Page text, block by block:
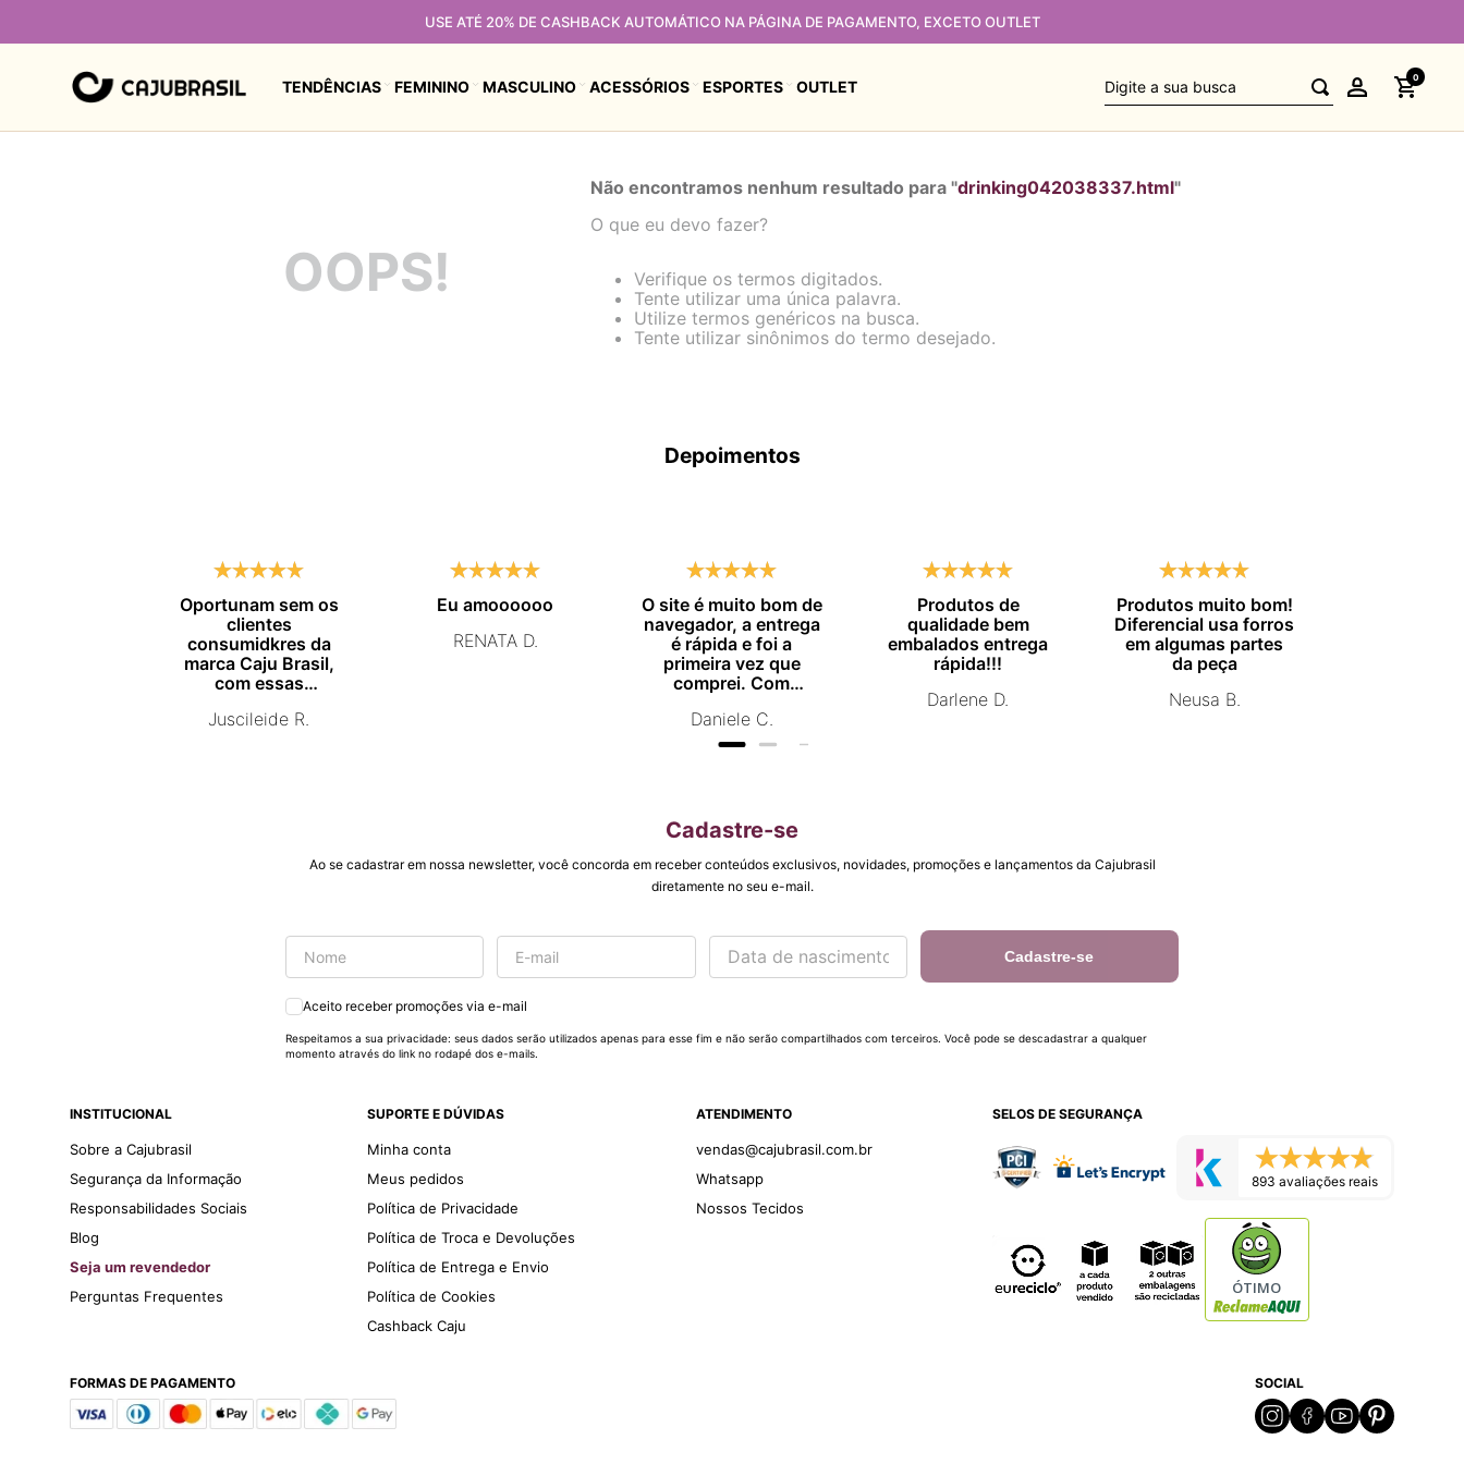
USE ATÉ 20% DE CASHBACK AUTOMÁTICO NA PÁGINA DE PAGAMENTO, EXCETO OUTLET
TENDÊNCIAS FEMININO MASCULINO ACESSÓRIOS ESPORTES OUTLET Digite a sua busca 0
OOPS!
Não encontramos nenhum resultado para "drinking042038337.html"
O que eu devo fazer?
Verifique os termos digitados.
Tente utilizar uma única palavra.
Utilize termos genéricos na busca.
Tente utilizar sinônimos do termo desejado.
Depoimentos
Oportunam sem os
clientes
consumidkres da
marca Caju Brasil,
com essas
promocionais de
Juscileide R.
Eu amoooooo
RENATA D.
O site é muito bom de
navegador, a entrega
é rápida e foi a
primeira vez que
comprei. Com
novamente.
Daniele C.
Produtos de
qualidade bem
embalados entrega
rápida!!!
Darlene D.
Produtos muito bom!
Diferencial usa forros
em algumas partes
da peça
Neusa B.
Cadastre-se
Ao se cadastrar em nossa newsletter, você concorda em receber conteúdos exclusivos, novidades, promoções e lançamentos da Cajubrasil
diretamente no seu e-mail.
Cadastre-se
Aceito receber promoções via e-mail
Respeitamos a sua privacidade: seus dados serão utilizados apenas para esse fim e não serão compartilhados com terceiros. Você pode se descadastrar a qualquer
momento através do link no rodapé dos e-mails.
INSTITUCIONAL
Sobre a Cajubrasil
Segurança da Informação
Responsabilidades Sociais
Blog
Seja um revendedor
Perguntas Frequentes
SUPORTE E DÚVIDAS
Minha conta
Meus pedidos
Política de Privacidade
Política de Troca e Devoluções
Política de Entrega e Envio
Política de Cookies
Cashback Caju
ATENDIMENTO
vendas@cajubrasil.com.br
Whatsapp
Nossos Tecidos
SELOS DE SEGURANÇA
893 avaliações reais
ÓTIMO
FORMAS DE PAGAMENTO SOCIAL